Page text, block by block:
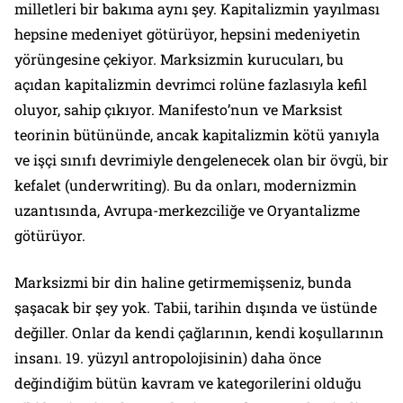
milletleri bir bakıma aynı şey. Kapitalizmin yayılması
hepsine medeniyet götürüyor, hepsini medeniyetin
yörüngesine çekiyor. Marksizmin kurucuları, bu
açıdan kapitalizmin devrimci rolüne fazlasıyla kefil
oluyor, sahip çıkıyor. Manifesto’nun ve Marksist
teorinin bütününde, ancak kapitalizmin kötü yanıyla
ve işçi sınıfı devrimiyle dengelenecek olan bir övgü, bir
kefalet (underwriting). Bu da onları, modernizmin
uzantısında, Avrupa-merkezciliğe ve Oryantalizme
götürüyor.
Marksizmi bir din haline getirmemişseniz, bunda
şaşacak bir şey yok. Tabii, tarihin dışında ve üstünde
değiller. Onlar da kendi çağlarının, kendi koşullarının
insanı. 19. yüzyıl antropolojisinin) daha önce
değindiğim bütün kavram ve kategorilerini olduğu